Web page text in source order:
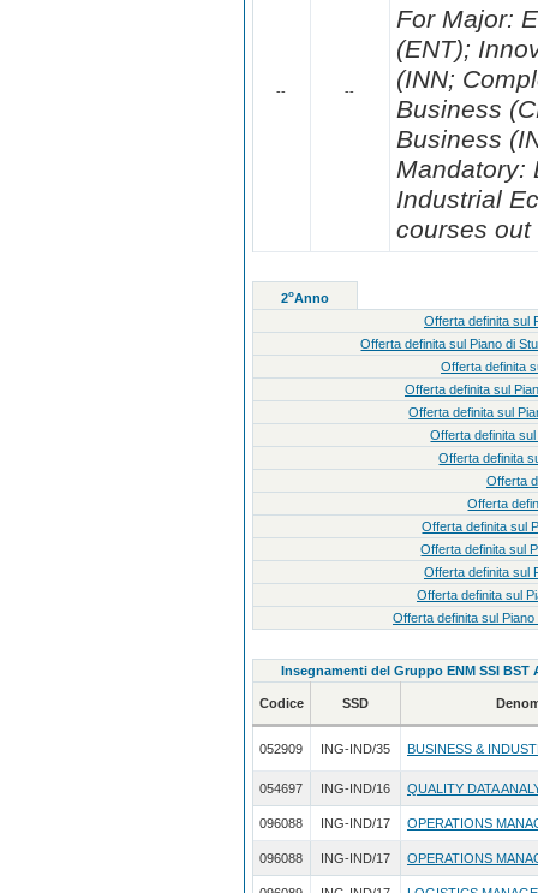
-- --
For Major:
(ENT);
(INN;
Business
Business
Mandatory:
Industrial
courses
2oAnno
Offerta definita sul
Offerta definita sul Piano di
Offerta definita
Offerta definita sul
Offerta definita sul
Offerta definita
Offerta definita
Offerta
Offerta
Offerta definita sul
Offerta definita sul
Offerta definita sul
Offerta definita sul
Offerta definita sul
Insegnamenti del Gruppo ENM SSI BST
Codice SSD
052909 ING-IND/35 BUSINESS &
054697 ING-IND/16 QUALITY DATA
096088 ING-IND/17 OPERATIONS
096088 ING-IND/17 OPERATIONS